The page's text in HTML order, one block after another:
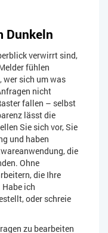
Dunkeln
verwirrt sind,
fühlen
wer sich um was
nicht
fallen – selbst
lässt die
Sie sich vor, Sie
und haben
die
Ohne
die Ihre
ich
oder schreie
zu bearbeiten